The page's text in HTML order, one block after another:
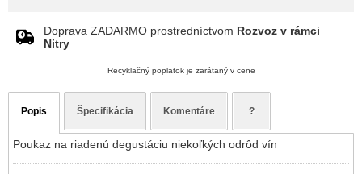
Doprava ZADARMO prostredníctvom Rozvoz v rámci
Nitry
Recyklačný poplatok je zarátaný v cene
Popis Špecifikácia Komentáre ?
Poukaz na riadenú degustáciu niekoľkých odrôd vín